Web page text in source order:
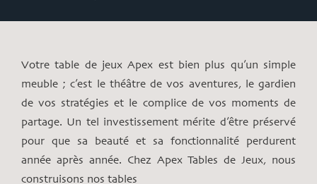
Votre table de jeux Apex est bien plus qu’un simple
meuble ; c’est le théâtre de vos aventures, le gardien
de vos stratégies et le complice de vos moments de
partage. Un tel investissement mérite d’être préservé
pour que sa beauté et sa fonctionnalité perdurent
année après année. Chez Apex Tables de Jeux, nous
construisons nos tables